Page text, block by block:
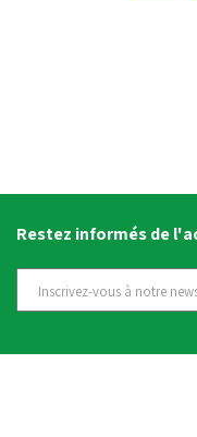
Restez informés de